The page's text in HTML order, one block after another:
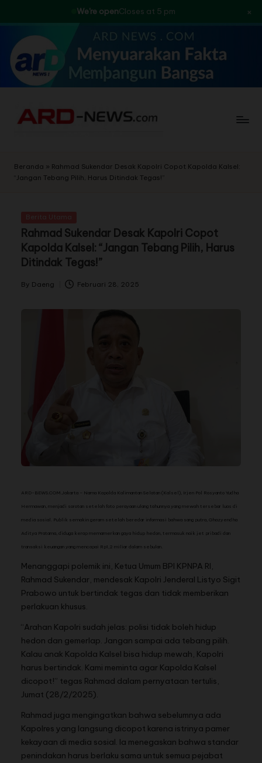
We're openCloses at 5 pm ×
Skip
content
Beranda » Rahmad Sukendar Desak Kapolri Copot Kapolda Kalsel:
“Jangan Tebang Pilih, Harus Ditindak Tegas!”
Rahmad Sukendar Desak Kapolri Copot
Kapolda Kalsel: “Jangan Tebang Pilih, Harus
Ditindak Tegas!”
By Daeng Februari 28, 2025
ARD-BEWS.COM.Jakarta – Nama Kapolda Kalimantan Selatan (Kalsel), Irjen Pol Rosyanto Yudha
Hermawan, menjadi sorotan setelah foto perayaan ulang tahunnya yang mewah tersebar luas di
media sosial. Publik semakin geram setelah beredar informasi bahwa sang putra, Ghazyendha
Aditya Pratama, diduga kerap memamerkan gaya hidup hedon, termasuk naik jet pribadi dan
transaksi keuangan yang mencapai Rp1,2 miliar dalam sebulan.
Menanggapi polemik ini, Ketua Umum BPI KPNPA RI,
Rahmad Sukendar, mendesak Kapolri Jenderal Listyo Sigit
Prabowo untuk bertindak tegas dan tidak memberikan
perlakuan khusus.
“Arahan Kapolri sudah jelas: polisi tidak boleh hidup
hedon dan gemerlap. Jangan sampai ada tebang pilih.
Kalau anak Kapolda Kalsel bisa hidup mewah, Kapolri
harus bertindak. Kami meminta agar Kapolda Kalsel
dicopot!” tegas Rahmad dalam pernyataan tertulis,
Jumat (28/2/2025).
Rahmad juga mengingatkan bahwa sebelumnya ada
Kapolres yang langsung dicopot karena istrinya pamer
kekayaan di media sosial. Ia menegaskan bahwa standar
penindakan harus berlaku sama untuk semua pejabat